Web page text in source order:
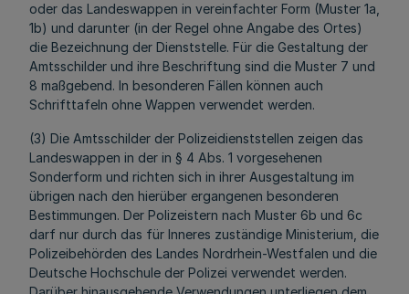
oder das Landeswappen in vereinfachter Form (Muster 1a,
1b) und darunter (in der Regel ohne Angabe des Ortes)
die Bezeichnung der Dienststelle. Für die Gestaltung der
Amtsschilder und ihre Beschriftung sind die Muster 7 und
8 maßgebend. In besonderen Fällen können auch
Schrifttafeln ohne Wappen verwendet werden.
(3) Die Amtsschilder der Polizeidienststellen zeigen das
Landeswappen in der in § 4 Abs. 1 vorgesehenen
Sonderform und richten sich in ihrer Ausgestaltung im
übrigen nach den hierüber ergangenen besonderen
Bestimmungen. Der Polizeistern nach Muster 6b und 6c
darf nur durch das für Inneres zuständige Ministerium, die
Polizeibehörden des Landes Nordrhein-Westfalen und die
Deutsche Hochschule der Polizei verwendet werden.